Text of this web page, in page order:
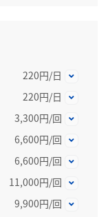
220円/日
220円/日
3,300円/回
6,600円/回
6,600円/回
11,000円/回
9,900円/回